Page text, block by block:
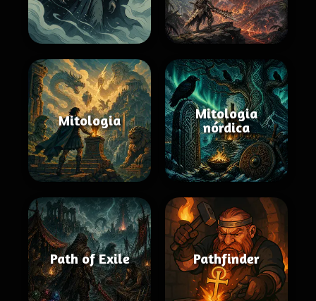
Mitologia
Mitologia
nórdica
Path of Exile Pathfinder